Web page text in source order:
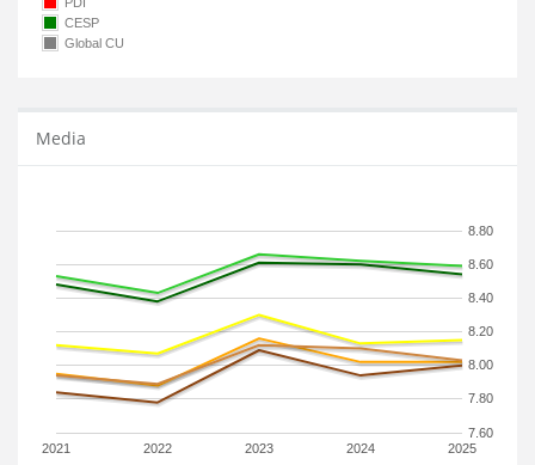
CESP
Global CU
Media
2021 2022 2023 2024 2025
7.60
7.80
8.00
8.20
8.40
8.60
8.80